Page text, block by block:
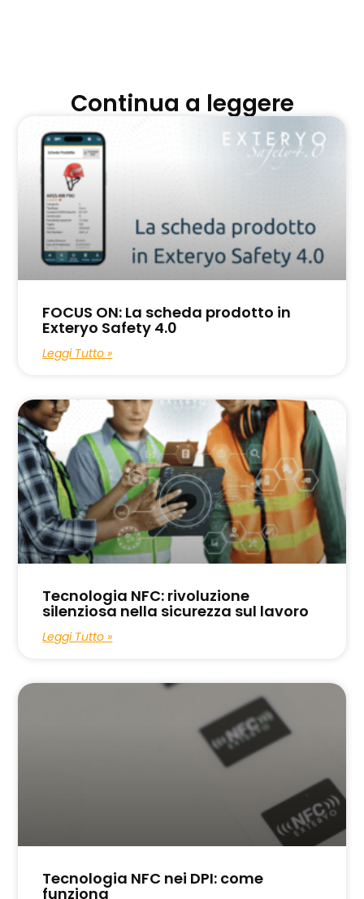
Continua a leggere
FOCUS ON: La scheda prodotto in
Exteryo Safety 4.0
Leggi Tutto »
Tecnologia NFC: rivoluzione
silenziosa nella sicurezza sul lavoro
Leggi Tutto »
Tecnologia NFC nei DPI: come
funziona